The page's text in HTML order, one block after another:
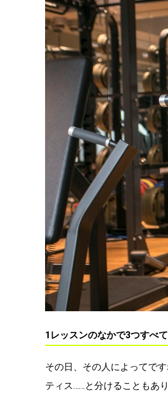
1レッスンのなかで3つすべ
その日、その人によってで
ティス……と分けることもあ